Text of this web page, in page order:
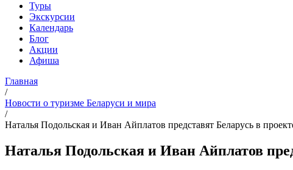
Туры
Экскурсии
Календарь
Блог
Акции
Афиша
Главная
/
Новости о туризме Беларуси и мира
/
Наталья Подольская и Иван Айплатов представят Беларусь в
Наталья Подольская и Иван Айплатов